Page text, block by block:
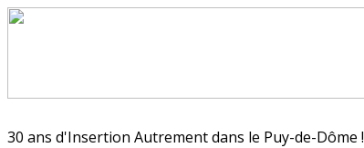
30 ans d'Insertion Autrement dans le Puy-de-Dôme !